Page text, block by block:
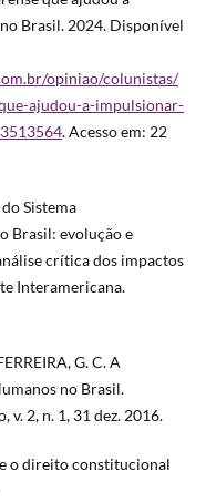
Brasil. 2024. Disponível
opiniao/colunistas/
ajudou-a-impulsionar-
. Acesso em: 22
Sistema
Brasil: evolução e
crítica dos impactos
Interamericana.
G. C. A
no Brasil.
v. 2, n. 1, 31 dez. 2016.
o direito constitucional